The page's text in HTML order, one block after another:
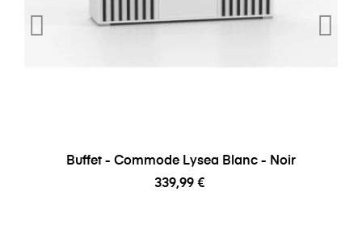
Buffet - Commode Lysea Blanc - Noir
339,99 €